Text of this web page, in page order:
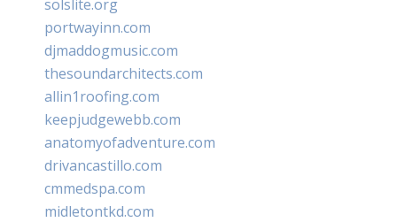
solslite.org
portwayinn.com
djmaddogmusic.com
thesoundarchitects.com
allin1roofing.com
keepjudgewebb.com
anatomyofadventure.com
drivancastillo.com
cmmedspa.com
midletontkd.com